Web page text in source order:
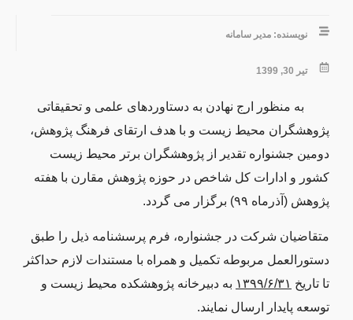
نویسنده: مدیر سامانه
تیر 30, 1399
به منظور ارج نهادن به دستاوردهای علمی و تحقیقاتی
پژوهشگران محیط زیست و با هدف ‏ارتقای فرهنگ پژوهش،
دومین جشنواره تقدیر از پژوهشگران ‏برتر محیط زیست
کشور و ادارات کل شاخص در حوزه پژوهش مقارن با هفته
پژوهش (آذرماه ۹۹) برگزار می گردد.
متقاضیان شرکت در جشنواره، فرم پرسشنامه ذیل را ‏طبق
دستورالعمل مربوطه تکمیل و همراه با مستندات لازم حداکثر
تا تاریخ ۱۳۹۹/۶/۳۱ به دبیرخانه پژوهشکده ‏محیط زیست و
توسعه پایدار ارسال نمایند.